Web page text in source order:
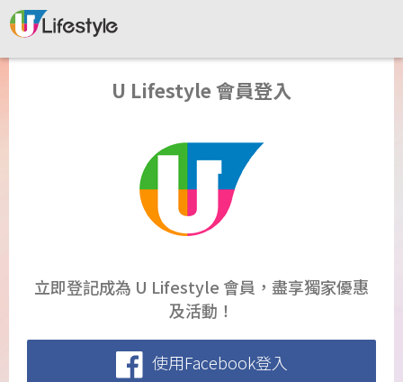
U Lifestyle 會員登入
立即登記成為 U Lifestyle 會員，盡享獨家優惠
及活動！
使用Facebook登入